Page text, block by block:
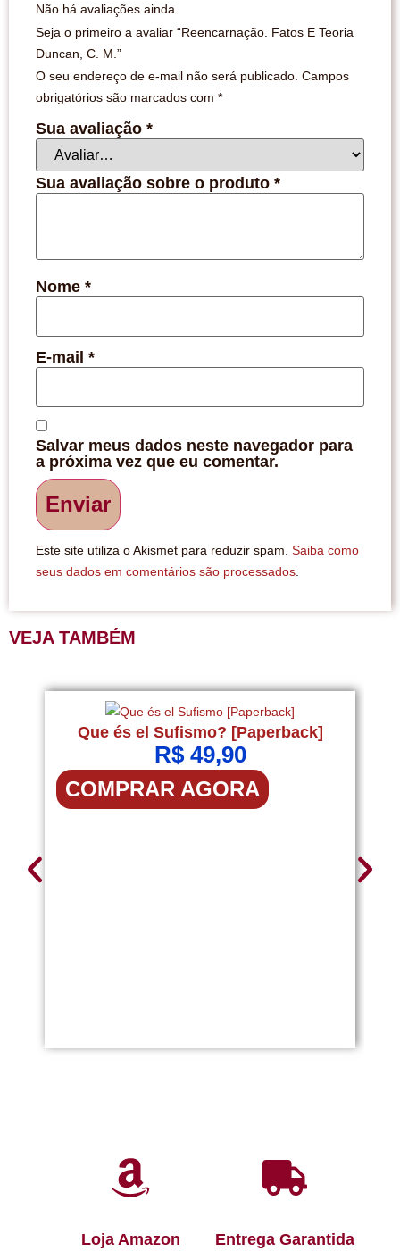
Não há avaliações ainda.
Seja o primeiro a avaliar “Reencarnação. Fatos E Teoria
Duncan, C. M.”
O seu endereço de e-mail não será publicado. Campos
obrigatórios são marcados com *
Sua avaliação *
Sua avaliação sobre o produto *
Nome *
E-mail *
Salvar meus dados neste navegador para
a próxima vez que eu comentar.
Este site utiliza o Akismet para reduzir spam. Saiba como
seus dados em comentários são processados
VEJA TAMBÉM
Que és el Sufismo? [Paperback]
R$49,90
COMPRAR AGORA
Loja Amazon Entrega Garantida